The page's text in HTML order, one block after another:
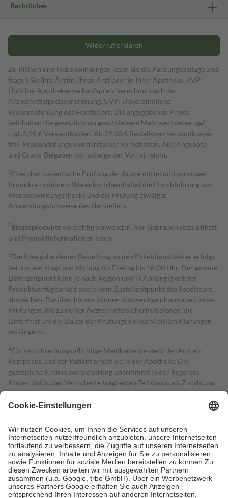
Rechtliches
Widerruf erklären
Zu Risiken und Nebenwirkungen lesen Sie die Packungsbeilage und
fragen Sie Ihre Ärztin, Ihren Arzt oder in Ihrer Apotheke. AVP:
Üblicher Apothekenverkaufspreis berechnet nach der
Arzneimittelpreisverordnung. UVP: Unverbindliche
Preisempfehlung des Herstellers. Die angegebenen Preise
beinhalten die gesetzlich vorgeschriebene Mehrwertsteuer, ggf.
zzgl. 3,95 € Versandkosten. Ab 29,00 € Bestell­wert versand­kosten­
frei. Preisänderungen und Irrtümer vorbehalten. Alle Angebote
und Gratis-Beigaben nur solange der Vorrat reicht.
1 Eine pharmazeutische Prüfung der Arzneimittel und sonstigen
Produkte in deinem Warenkorb beinhaltet die Durchführung von
Wechselwirkungschecks und die Prüfung etwaiger
Anwendungshinweise des Herstellers.
2Biozidproduktevorsichtig verwenden. Vor Gebrauch stets Etikett
und Produktinformationen lesen.
3Die Übergabe deiner Bestellung an den Paketdienstleister erfolgt
bei uns werktags von Montag bis Freitag bis 18:00 Uhr. Der genaue
Lieferzeitpunkt kann je nach Region und in Abhängigkeit der
Produktverfügbarkeit sowie vom Zustellzeitpunkt des Spediteurs
abweichen. Darüber hinaus können notwendige pharmazeutische
Prüfungen, die zu deiner Arzneimittelsicherheit dienen, die
Lieferfrist um die Dauer der Prüfungen einschließlich Klärungen
verlängern.
4Für verschreibungspflichtige Medikamente stellt der Arzt ein
Rezept aus und der Patient erhält sie in der Apotheke. Die
gesetzliche Krankenversicherung übernimmt in der Regel die
Kosten dafür, der Versicherte trägt einen Teil davon als Zuzahlung
mit.
Grundsätzlich leisten Mitglieder Zuzahlungen in Höhe von zehn
höchstens zehn Euro.
Es sind jedoch nie mehr als die tatsächlichen
Kosten der Leistung zu entrichten.
Diese Regeln gelten grundsätzlich auch für Online-Apotheken.
Bei Heilmitteln und häuslicher Krankenpflege beträgt die
Zuzahlung zehn Prozent der Kosten sowie zehn Euro je
Verordnung.
Um das Engagement der Versicherten für ihre eigene Gesundheit zu